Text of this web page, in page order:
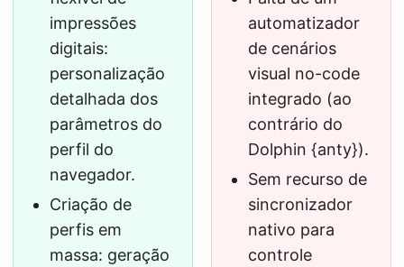
impressões
digitais:
personalização
detalhada dos
parâmetros do
perfil do
navegador.
Criação de
perfis em
massa: geração
automatizador
de cenários
visual no-code
integrado (ao
contrário do
Dolphin {anty}).
Sem recurso de
sincronizador
nativo para
controle